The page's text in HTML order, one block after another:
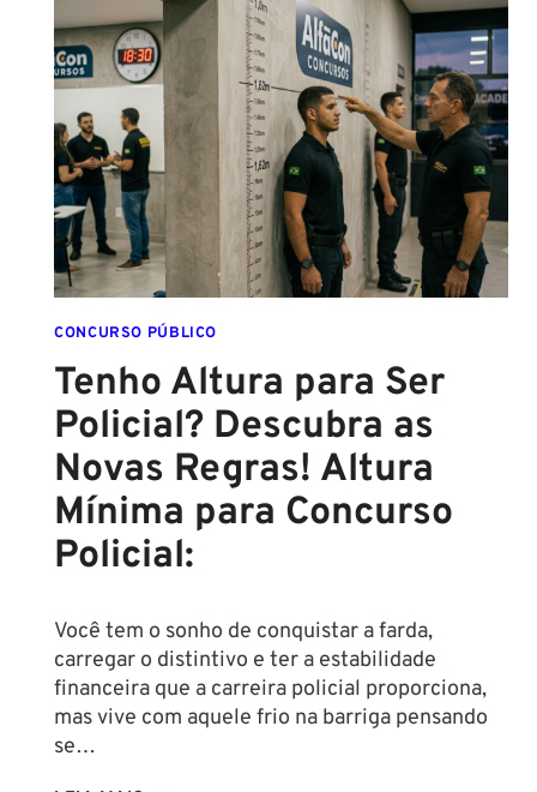
PMPE
2026:
ATÉ
FINAL
DESTE
ANO!
CONCURSO PÚBLICO
Tenho Altura para Ser
Policial? Descubra as
Novas Regras! Altura
Mínima para Concurso
Policial:
Você tem o sonho de conquistar a farda,
carregar o distintivo e ter a estabilidade
financeira que a carreira policial proporciona,
mas vive com aquele frio na barriga pensando
se…